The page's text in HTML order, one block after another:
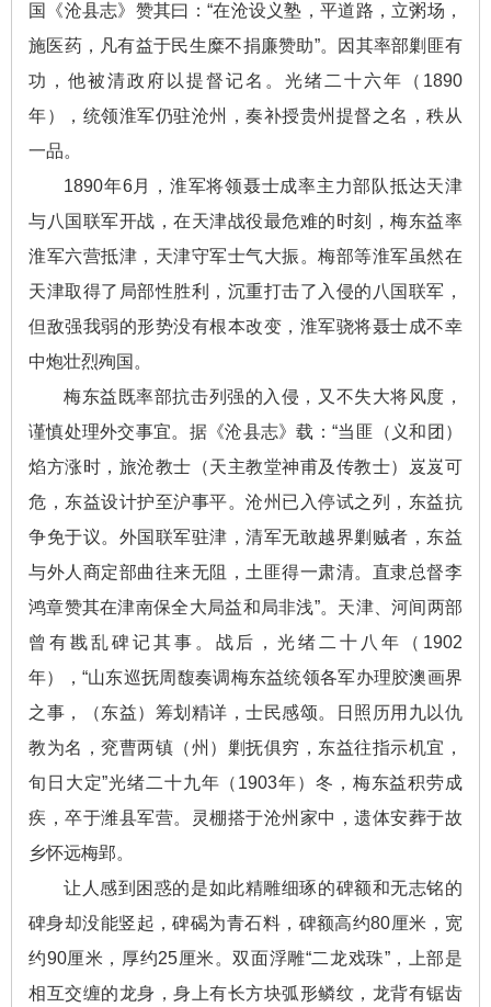
国《沧县志》赞其曰：“在沧设义塾，平道路，立粥场，
施医药，凡有益于民生糜不捐廉赞助”。因其率部剿匪有
功，他被清政府以提督记名。光绪二十六年（1890
年），统领淮军仍驻沧州，奏补授贵州提督之名，秩从
一品。
1890年6月，淮军将领聂士成率主力部队抵达天津
与八国联军开战，在天津战役最危难的时刻，梅东益率
淮军六营抵津，天津守军士气大振。梅部等淮军虽然在
天津取得了局部性胜利，沉重打击了入侵的八国联军，
但敌强我弱的形势没有根本改变，淮军骁将聂士成不幸
中炮壮烈殉国。
梅东益既率部抗击列强的入侵，又不失大将风度，
谨慎处理外交事宜。据《沧县志》载：“当匪（义和团）
焰方涨时，旅沧教士（天主教堂神甫及传教士）岌岌可
危，东益设计护至沪事平。沧州已入停试之列，东益抗
争免于议。外国联军驻津，清军无敢越界剿贼者，东益
与外人商定部曲往来无阻，土匪得一肃清。直隶总督李
鸿章赞其在津南保全大局益和局非浅”。天津、河间两部
曾有戡乱碑记其事。战后，光绪二十八年（1902
年），“山东巡抚周馥奏调梅东益统领各军办理胶澳画界
之事，（东益）筹划精详，士民感颂。日照历用九以仇
教为名，兖曹两镇（州）剿抚俱穷，东益往指示机宜，
旬日大定”光绪二十九年（1903年）冬，梅东益积劳成
疾，卒于潍县军营。灵棚搭于沧州家中，遗体安葬于故
乡怀远梅郢。
让人感到困惑的是如此精雕细琢的碑额和无志铭的
碑身却没能竖起，碑碣为青石料，碑额高约80厘米，宽
约90厘米，厚约25厘米。双面浮雕“二龙戏珠”，上部是
相互交缠的龙身，身上有长方块弧形鳞纹，龙背有锯齿